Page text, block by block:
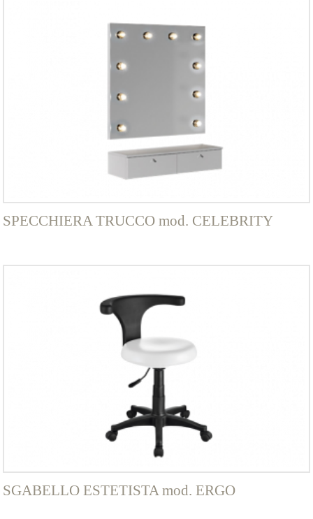
SPECCHIERA TRUCCO mod. CELEBRITY
SGABELLO ESTETISTA mod. ERGO